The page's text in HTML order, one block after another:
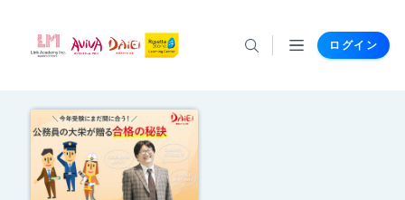
ログイン